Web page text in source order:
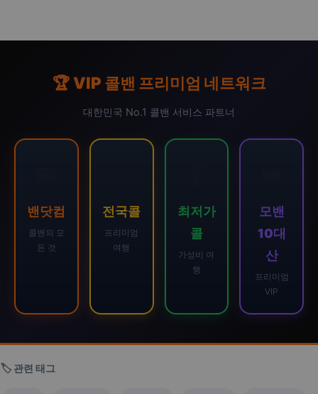
🏆 VIP 콜밴 프리미엄 네트워크
대한민국 No.1 콜밴 서비스 파트너
밴닷컴
콜밴의 모
든 것
전국콜
프리미엄
여행
최저가
콜
가성비 여
행
모밴
10대
산
프리미엄
VIP
🏷️ 관련 태그